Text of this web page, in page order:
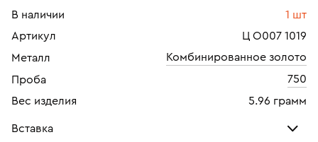
В наличии
1 шт
Артикул
Ц О007 1019
Металл
Комбинированное золото
Проба
750
Вес изделия
5.96 грамм
Вставка